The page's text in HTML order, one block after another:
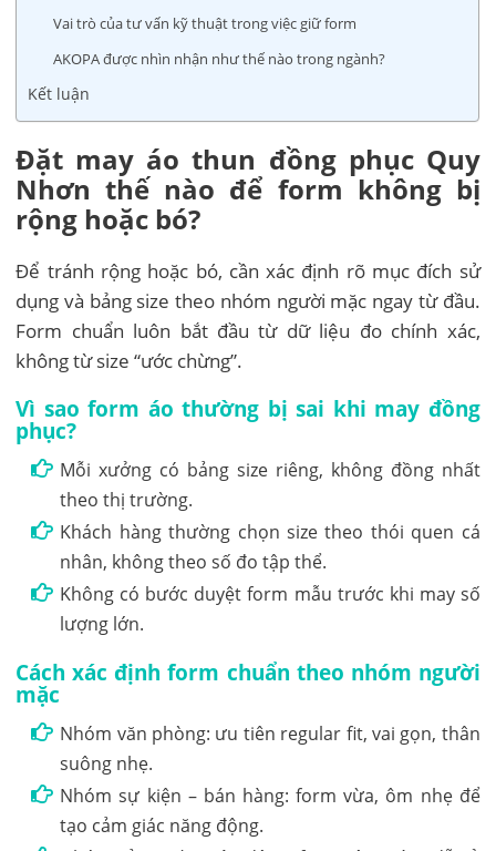
Vai trò của tư vấn kỹ thuật trong việc giữ form
AKOPA được nhìn nhận như thế nào trong ngành?
Kết luận
Đặt may áo thun đồng phục Quy
Nhơn thế nào để form không bị
rộng hoặc bó?
Để tránh rộng hoặc bó, cần xác định rõ mục đích sử
dụng và bảng size theo nhóm người mặc ngay từ đầu.
Form chuẩn luôn bắt đầu từ dữ liệu đo chính xác,
không từ size “ước chừng”.
Vì sao form áo thường bị sai khi may đồng
phục?
Mỗi xưởng có bảng size riêng, không đồng nhất
theo thị trường.
Khách hàng thường chọn size theo thói quen cá
nhân, không theo số đo tập thể.
Không có bước duyệt form mẫu trước khi may số
lượng lớn.
Cách xác định form chuẩn theo nhóm người
mặc
Nhóm văn phòng: ưu tiên regular fit, vai gọn, thân
suông nhẹ.
Nhóm sự kiện – bán hàng: form vừa, ôm nhẹ để
tạo cảm giác năng động.